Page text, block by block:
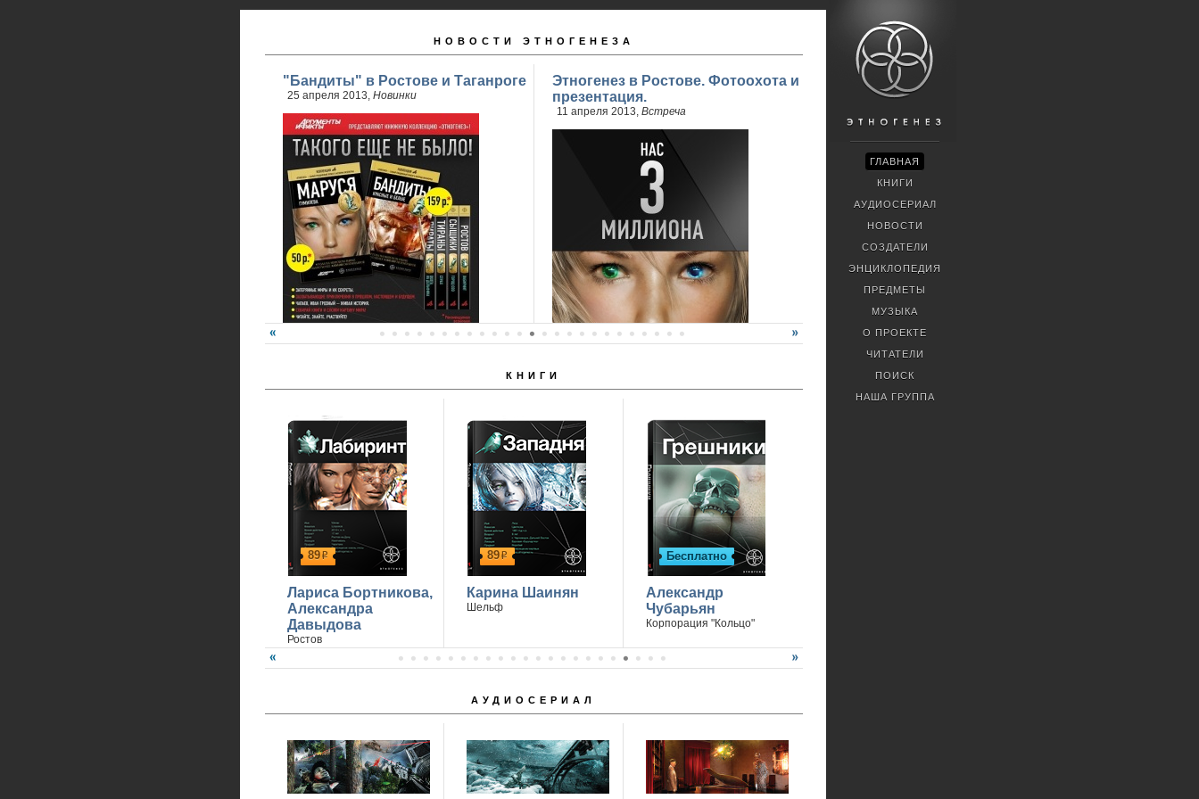
НОВОСТИ ЭТНОГЕНЕЗА
"Бандиты" в Ростове и Таганроге
25 апреля 2013, Новинки
24 апреля стартовали продажи 2 книги
Этногенез в Ростове. Фотоохота и
презентация.
11 апреля 2013, Встреча
КНИГИ
89р
Лариса Бортникова,
Александра
Давыдова
Ростов
89р
Карина Шаинян
Шельф
Бесплатно
Александр
Чубарьян
Корпорация "Кольцо"
АУДИОСЕРИАЛ
ГЛАВНАЯ
КНИГИ
АУДИОСЕРИАЛ
НОВОСТИ
СОЗДАТЕЛИ
ЭНЦИКЛОПЕДИЯ
ПРЕДМЕТЫ
МУЗЫКА
О ПРОЕКТЕ
ЧИТАТЕЛИ
ПОИСК
НАША ГРУППА